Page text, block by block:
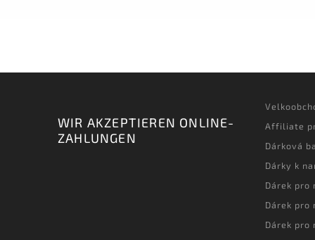
WIR AKZEPTIEREN ONLINE-
ZAHLUNGEN
Affiliate
Dárková
Dárky k
Dárek pro
Dárek pro
Dárek pro